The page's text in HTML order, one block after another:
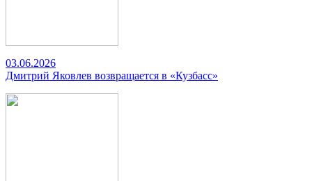
03.06.2026
Дмитрий Яковлев возвращается в «Кузбасс»